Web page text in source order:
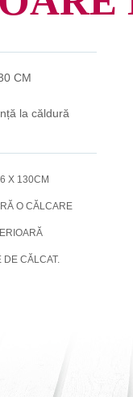
CM
la căldură
X 130CM
O CĂLCARE
DE CĂLCAT.